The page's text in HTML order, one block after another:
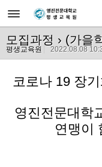
모집과정 › (가을
평생교육원 2022.08.08
코로나 19 장
영진전문대학
연맹이